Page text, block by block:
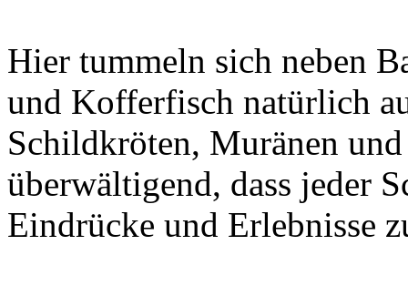
Hier tummeln sich neben
und Kofferfisch natürlich
Schildkröten, Muränen
überwältigend, dass jeder
Eindrücke und Erlebnisse